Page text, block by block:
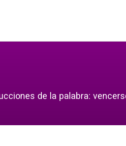
de la palabra: